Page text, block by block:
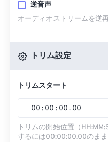
逆音声
オーディオストリームを逆
トリム設定
トリムスタート
00 : 00 : 00 . 00
トリムの開始位置（
するには00:00:00.00のまま